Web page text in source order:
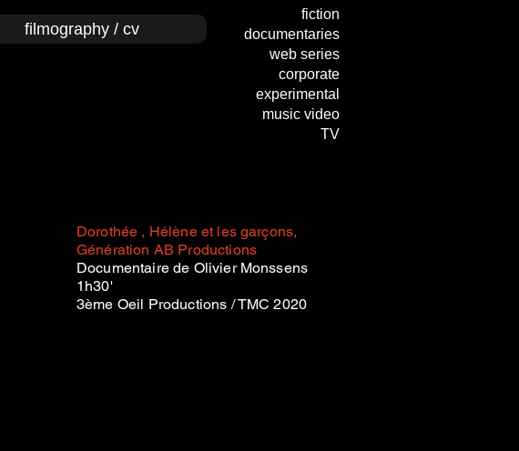
filmography / cv
fiction
documentaries
web series
corporate
experimental
music video
TV
Dorothée , Hélène et les garçons,
Génération AB Productions
Documentaire de Olivier Monssens
1h30'
3ème Oeil Productions / TMC 2020